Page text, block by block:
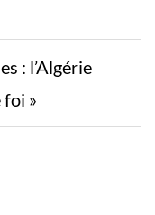
: l’Algérie
foi »